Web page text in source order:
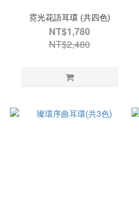
霓光花語耳環 (共四色)
NT$1,780
NT$2,480